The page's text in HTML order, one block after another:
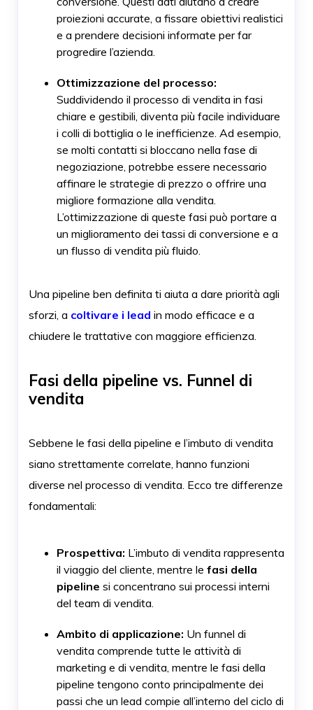
proiezioni accurate, a fissare obiettivi realistici
e a prendere decisioni informate per far
progredire l’azienda.
Ottimizzazione del processo:
Suddividendo il processo di vendita in fasi
chiare e gestibili, diventa più facile individuare
i colli di bottiglia o le inefficienze. Ad esempio,
se molti contatti si bloccano nella fase di
negoziazione, potrebbe essere necessario
affinare le strategie di prezzo o offrire una
migliore formazione alla vendita.
L’ottimizzazione di queste fasi può portare a
un miglioramento dei tassi di conversione e a
un flusso di vendita più fluido.
Una pipeline ben definita ti aiuta a dare priorità agli
sforzi, a coltivare i lead in modo efficace e a
chiudere le trattative con maggiore efficienza.
Fasi della pipeline vs. Funnel di
vendita
Sebbene le fasi della pipeline e l’imbuto di vendita
siano strettamente correlate, hanno funzioni
diverse nel processo di vendita. Ecco tre differenze
fondamentali:
Prospettiva: L’imbuto di vendita rappresenta
il viaggio del cliente, mentre le fasi della
pipeline si concentrano sui processi interni
del team di vendita.
Ambito di applicazione: Un funnel di
vendita comprende tutte le attività di
marketing e di vendita, mentre le fasi della
pipeline tengono conto principalmente dei
passi che un lead compie all’interno del ciclo di